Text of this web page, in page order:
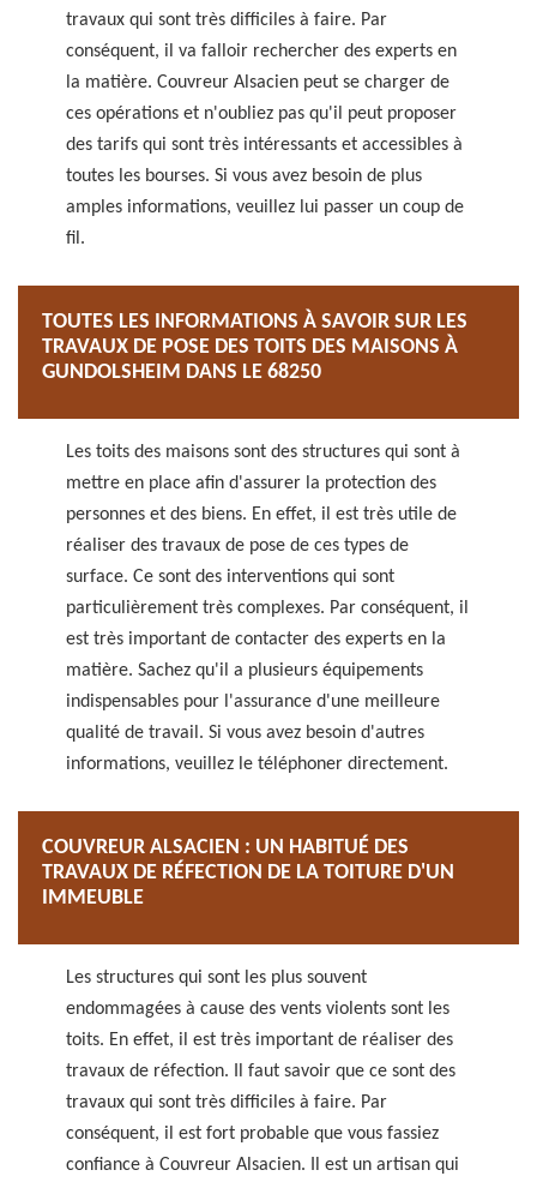
travaux qui sont très difficiles à faire. Par
conséquent, il va falloir rechercher des experts en
la matière. Couvreur Alsacien peut se charger de
ces opérations et n'oubliez pas qu'il peut proposer
des tarifs qui sont très intéressants et accessibles à
toutes les bourses. Si vous avez besoin de plus
amples informations, veuillez lui passer un coup de
fil.
TOUTES LES INFORMATIONS À SAVOIR SUR LES
TRAVAUX DE POSE DES TOITS DES MAISONS À
GUNDOLSHEIM DANS LE 68250
Les toits des maisons sont des structures qui sont à
mettre en place afin d'assurer la protection des
personnes et des biens. En effet, il est très utile de
réaliser des travaux de pose de ces types de
surface. Ce sont des interventions qui sont
particulièrement très complexes. Par conséquent, il
est très important de contacter des experts en la
matière. Sachez qu'il a plusieurs équipements
indispensables pour l'assurance d'une meilleure
qualité de travail. Si vous avez besoin d'autres
informations, veuillez le téléphoner directement.
COUVREUR ALSACIEN : UN HABITUÉ DES
TRAVAUX DE RÉFECTION DE LA TOITURE D'UN
IMMEUBLE
Les structures qui sont les plus souvent
endommagées à cause des vents violents sont les
toits. En effet, il est très important de réaliser des
travaux de réfection. Il faut savoir que ce sont des
travaux qui sont très difficiles à faire. Par
conséquent, il est fort probable que vous fassiez
confiance à Couvreur Alsacien. Il est un artisan qui